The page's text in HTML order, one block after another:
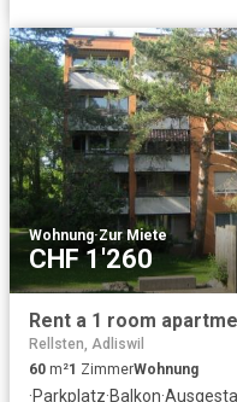
Wohnung·Zur Miete
CHF 1'260
Rent a 1 room
Rellsten, Adliswil
60 m²1 ZimmerWohnung
·Parkplatz·Balkon·